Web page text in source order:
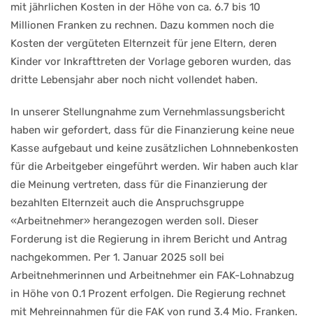
mit jährlichen Kosten in der Höhe von ca. 6.7 bis 10
Millionen Franken zu rechnen. Dazu kommen noch die
Kosten der vergüteten Elternzeit für jene Eltern, deren
Kinder vor Inkrafttreten der Vorlage geboren wurden, das
dritte Lebensjahr aber noch nicht vollendet haben.
In unserer Stellungnahme zum Vernehmlassungsbericht
haben wir gefordert, dass für die Finanzierung keine neue
Kasse aufgebaut und keine zusätzlichen Lohnnebenkosten
für die Arbeitgeber eingeführt werden. Wir haben auch klar
die Meinung vertreten, dass für die Finanzierung der
bezahlten Elternzeit auch die Anspruchsgruppe
«Arbeitnehmer» herangezogen werden soll. Dieser
Forderung ist die Regierung in ihrem Bericht und Antrag
nachgekommen. Per 1. Januar 2025 soll bei
Arbeitnehmerinnen und Arbeitnehmer ein FAK-Lohnabzug
in Höhe von 0.1 Prozent erfolgen. Die Regierung rechnet
mit Mehreinnahmen für die FAK von rund 3.4 Mio. Franken.